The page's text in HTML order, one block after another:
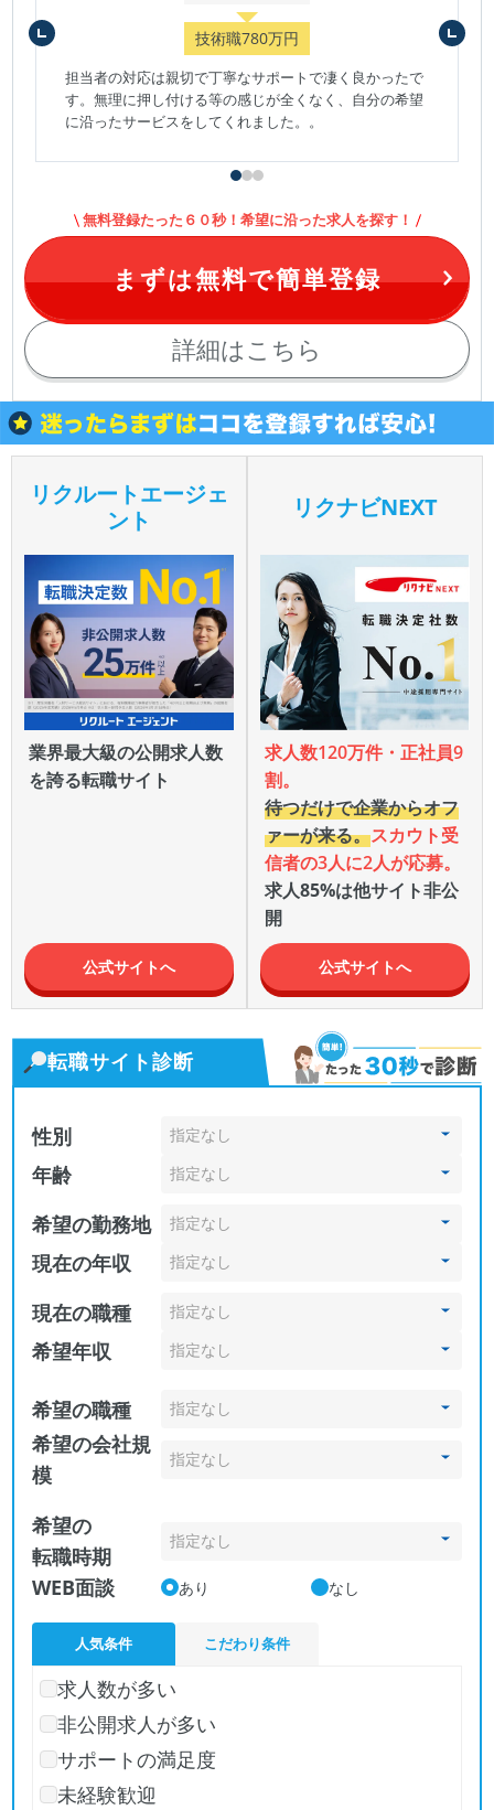
技術職780万円
担当者の対応は親切で丁寧なサポートで凄く良かったで
す。無理に押し付ける等の感じが全くなく、自分の希望
に沿ったサービスをしてくれました。。
詳細はこちら
無料登録たった６０秒！希望に沿った求人を探す！
まずは無料で簡単登録
リクルートエージェ
ント
業界最大級の公開求人数
を誇る転職サイト
公式サイトへ
リクナビNEXT
求人数120万件・正社員9
割。
待つだけで企業からオフ
ァーが来る。スカウト受
信者の3人に2人が応募。
求人85%は他サイト非公
開
公式サイトへ
転職サイト診断
性別
年齢
希望の勤務地
現在の年収
現在の職種
希望年収
希望の職種
希望の会社規
模
希望の
転職時期
WEB面談
あり なし
人気条件 こだわり条件
求人数が多い
非公開求人が多い
サポートの満足度
未経験歓迎